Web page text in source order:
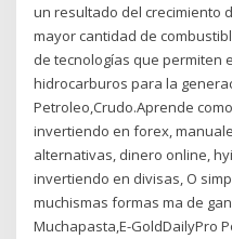
un resultado del crecimiento
mayor cantidad de
de tecnologías que permiten
hidrocarburos para la
Petroleo,Crudo.Aprende
invertiendo en forex,
alternativas, dinero online,
invertiendo en divisas, O
muchismas formas ma de
Muchapasta,E-GoldDailyPro